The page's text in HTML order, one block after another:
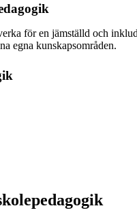
för en jämställd och
egna kunskapsområden.